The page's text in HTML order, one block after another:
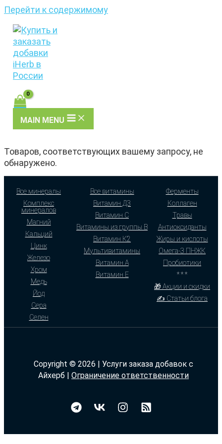
Перейти к содержимому
MAIN MENU
Товаров, соответствующих вашему запросу, не
обнаружено.
Все минералы
Комплекс
минералов
Магний
Кальций
Цинк
Железо
Хром
Медь
Йод
Сера
Селен
Все витамины
Витамин Д3
Витамин С
Витамины из группы В
Витамин К2
Мультивитамины
Витамин А
Витамин Е
Ферменты
Коллаген
Травы
Антиоксиданты
Жиры и кислоты
Омега-3 ПНЖК
Пробиотики
* * *
🎁 Акции и скидки
✍ Статьи блога
Copyright © 2026 | Услуги заказа добавок с
Айхерб | Ограничение ответственности